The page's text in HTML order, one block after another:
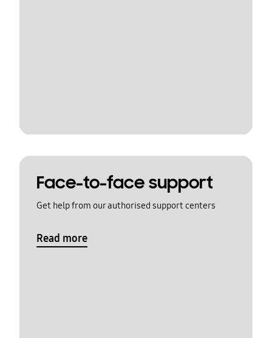
Face-to-face support
Get help from our authorised support centers
Read more